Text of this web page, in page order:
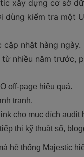
xây dựng cơ sở
dùng kiểm tra một
cập nhật hàng ngày.
nhiều năm trước,
off-page hiệu quả.
tranh.
cho mục đích audit
thị kỹ thuật số,
hệ thống Majestic